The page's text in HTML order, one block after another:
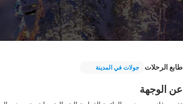
طابع الرحلات جولات في المدينة
عن الوجهة